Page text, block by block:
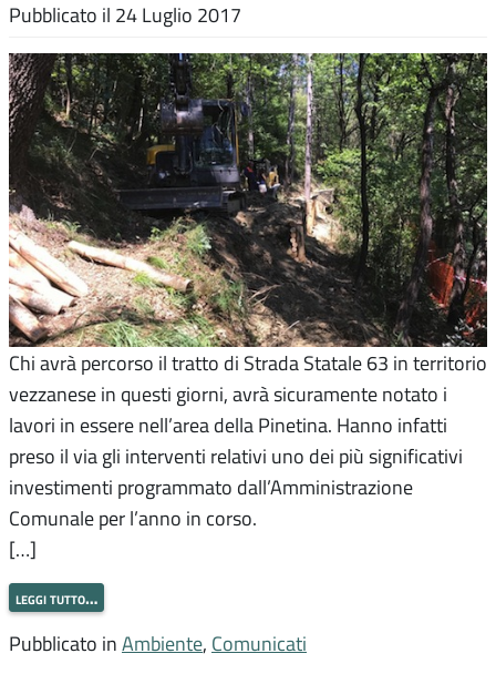
Pubblicato il 24 Luglio 2017
Chi avrà percorso il tratto di Strada Statale 63 in territorio
vezzanese in questi giorni, avrà sicuramente notato i
lavori in essere nell’area della Pinetina. Hanno infatti
preso il via gli interventi relativi uno dei più significativi
investimenti programmato dall’Amministrazione
Comunale per l’anno in corso.
[…]
leggi tutto…
Pubblicato in Ambiente, Comunicati